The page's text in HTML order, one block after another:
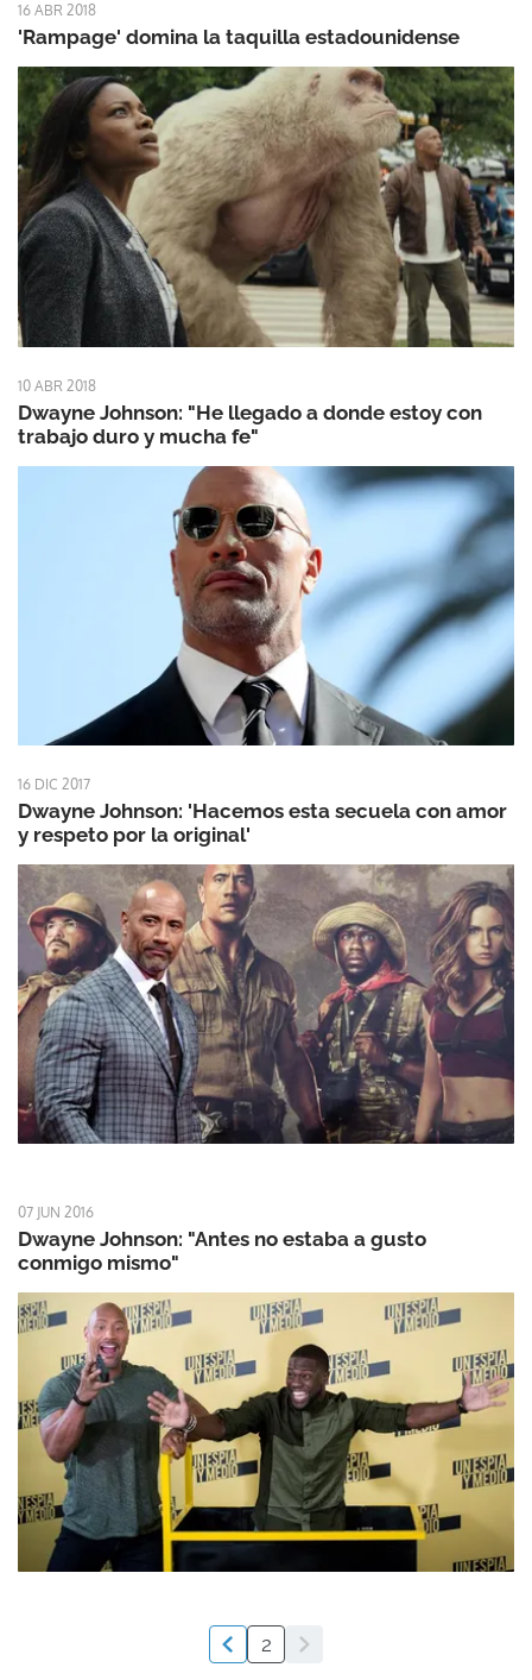
16 ABR 2018
'Rampage' domina la taquilla estadounidense
10 ABR 2018
Dwayne Johnson: "He llegado a donde estoy con
trabajo duro y mucha fe"
16 DIC 2017
Dwayne Johnson: 'Hacemos esta secuela con amor
y respeto por la original'
07 JUN 2016
Dwayne Johnson: "Antes no estaba a gusto
conmigo mismo"
2